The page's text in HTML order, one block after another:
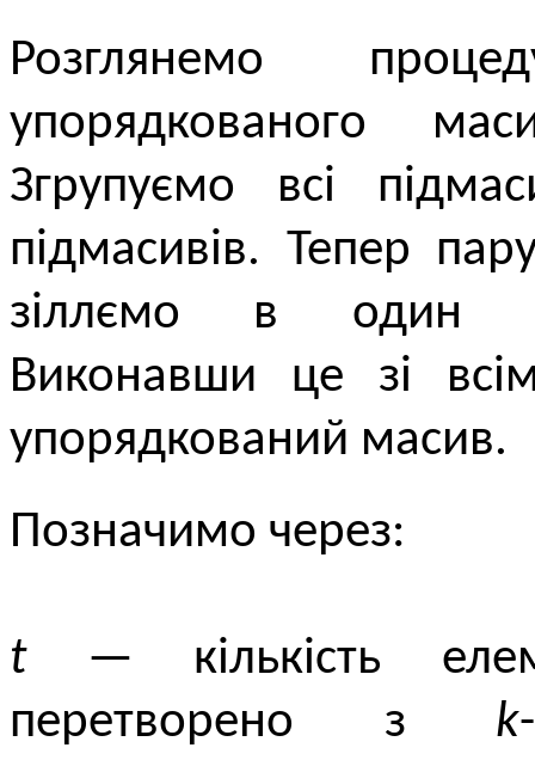
Розглянемо
упорядкованого
Згрупуємо всі
підмасивів. Тепер
зіллємо в один
Виконавши це зі
упорядкований масив.
Позначимо через:
t— кількість
перетворено з k